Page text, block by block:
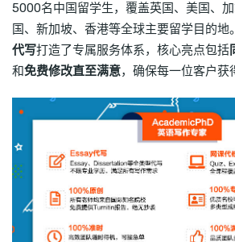
5000名中国留学生，覆盖英国、美国、
国、新加坡、香港等全球主要留学目的地
代写打造了专属服务体系，核心亮点包括
和免费修改直至满意，确保每一位客户获